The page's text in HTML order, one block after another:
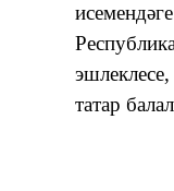
татар